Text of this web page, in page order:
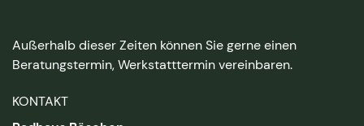
Außerhalb dieser Zeiten können Sie gerne einen
Beratungstermin, Werkstatttermin vereinbaren.
KONTAKT